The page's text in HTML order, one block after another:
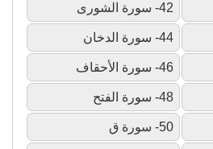
42- سورة الشورى
44- سورة الدخان
46- سورة الأحقاف
48- سورة الفتح
50- سورة ق